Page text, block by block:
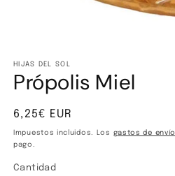
multimedia
1
en
ventana
modal
HIJAS DEL SOL
Própolis Miel
Precio
habitual
6,25€ EUR
Impuestos incluidos. Los gastos de envío
pago.
Cantidad
Cantidad